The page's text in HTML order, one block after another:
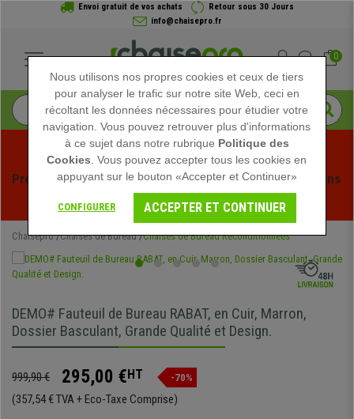
Envoi gratuit de vos achats
Retour sous 30 Jours
info@chaisepro.fr
0
Profitez des soldes d'été chez Chaisepro ! Des réductions
exclusives pour une durée limitée - Voir l'offre
Chaisepro Chaises de Bureau Chaises de Bureau Reconditionnées
DEMO# Fauteuil de Bureau RABAT, en Cuir, Marron,
Dossier Basculant, Grande Qualité et Design.
999,90 € 295,00 €HT -70%
(357,54 € TVA + Eco-Taxe Comprise)
Nous utilisons nos propres cookies et ceux de tiers
pour analyser le trafic sur notre site Web, ceci en
récoltant les données nécessaires pour étudier votre
navigation. Vous pouvez retrouver plus d'informations
à ce sujet dans notre rubrique Politique des
Cookies . Vous pouvez accepter tous les cookies en
appuyant sur le bouton «Accepter et Continuer»
CONFIGURER ACCEPTER ET CONTINUER